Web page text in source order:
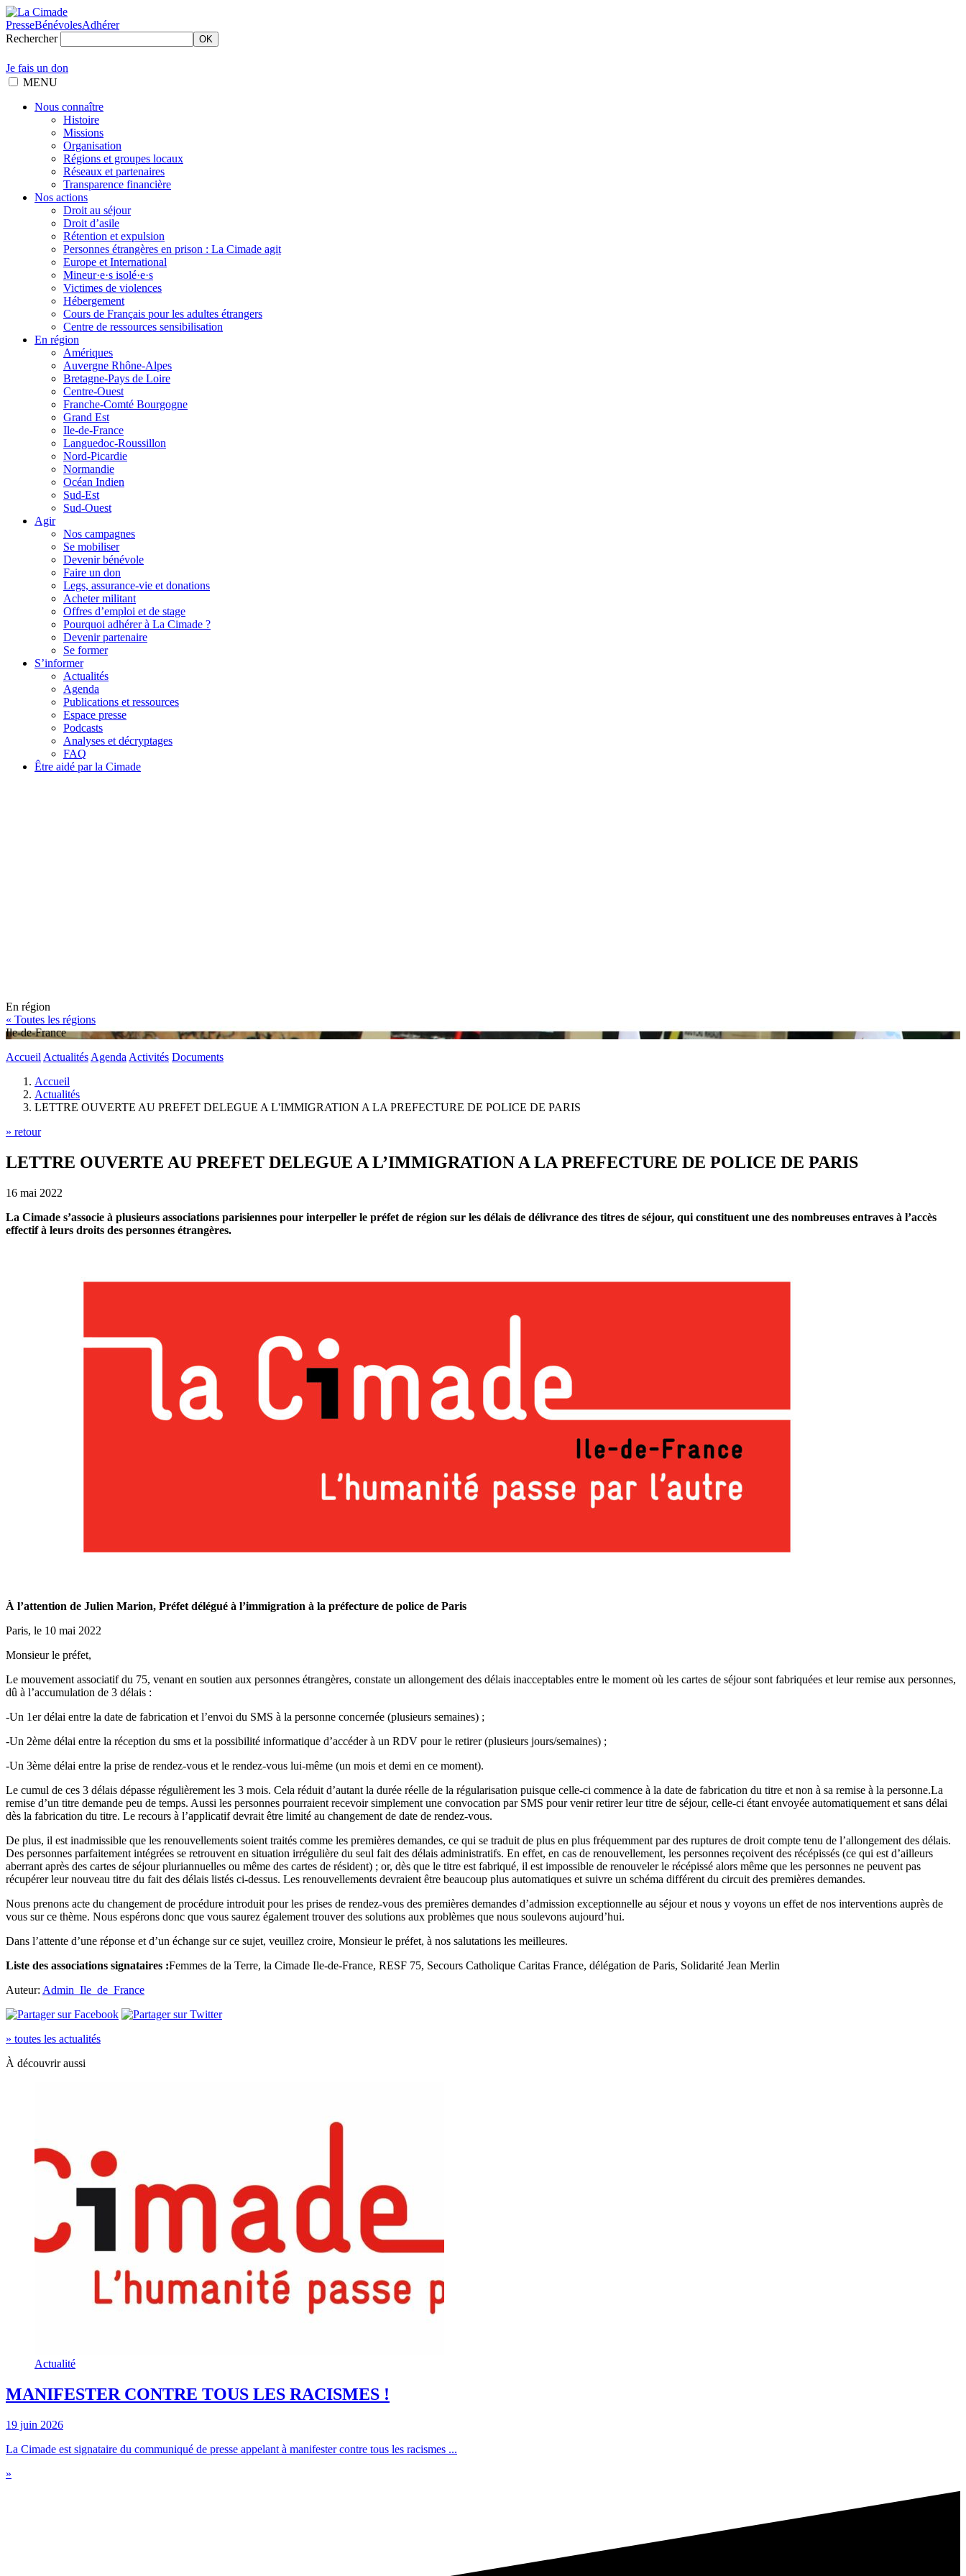
PresseBénévolesAdhérer
Rechercher
OK
Je fais un don
MENU
Nous connaître
Histoire
Missions
Organisation
Régions et groupes locaux
Réseaux et partenaires
Transparence financière
Nos actions
Droit au séjour
Droit d’asile
Rétention et expulsion
Personnes étrangères en prison : La Cimade agit
Europe et International
Mineur·e·s isolé·e·s
Victimes de violences
Hébergement
Cours de Français pour les adultes étrangers
Centre de ressources sensibilisation
En région
Amériques
Auvergne Rhône-Alpes
Bretagne-Pays de Loire
Centre-Ouest
Franche-Comté Bourgogne
Grand Est
Ile-de-France
Languedoc-Roussillon
Nord-Picardie
Normandie
Océan Indien
Sud-Est
Sud-Ouest
Agir
Nos campagnes
Se mobiliser
Devenir bénévole
Faire un don
Legs, assurance-vie et donations
Acheter militant
Offres d’emploi et de stage
Pourquoi adhérer à La Cimade ?
Devenir partenaire
Se former
S’informer
Actualités
Agenda
Publications et ressources
Espace presse
Podcasts
Analyses et décryptages
FAQ
Être aidé par la Cimade
En région
« Toutes les régions
Ile-de-France
Accueil Actualités Agenda Activités Documents
Accueil
Actualités
LETTRE OUVERTE AU PREFET DELEGUE A L'IMMIGRATION A LA PREFECTURE DE POLICE DE PARIS
» retour
LETTRE OUVERTE AU PREFET DELEGUE A L’IMMIGRATION A LA PREFECTURE DE POLICE DE PARIS
16 mai 2022
La Cimade s’associe à plusieurs associations parisiennes pour interpeller le préfet de région sur les délais de délivrance des titres de séjour, qui constituent une des nombreuses entraves à l’accès
effectif à leurs droits des personnes étrangères.
À l’attention de Julien Marion, Préfet délégué à l’immigration à la préfecture de police de Paris
Paris, le 10 mai 2022
Monsieur le préfet,
Le mouvement associatif du 75, venant en soutien aux personnes étrangères, constate un allongement des délais inacceptables entre le moment où les cartes de séjour sont fabriquées et leur remise aux personnes,
dû à l’accumulation de 3 délais :
-Un 1er délai entre la date de fabrication et l’envoi du SMS à la personne concernée (plusieurs semaines) ;
-Un 2ème délai entre la réception du sms et la possibilité informatique d’accéder à un RDV pour le retirer (plusieurs jours/semaines) ;
-Un 3ème délai entre la prise de rendez-vous et le rendez-vous lui-même (un mois et demi en ce moment).
Le cumul de ces 3 délais dépasse régulièrement les 3 mois. Cela réduit d’autant la durée réelle de la régularisation puisque celle-ci commence à la date de fabrication du titre et non à sa remise à la personne.La
remise d’un titre demande peu de temps. Aussi les personnes pourraient recevoir simplement une convocation par SMS pour venir retirer leur titre de séjour, celle-ci étant envoyée automatiquement et sans délai
dès la fabrication du titre. Le recours à l’applicatif devrait être limité au changement de date de rendez-vous.
De plus, il est inadmissible que les renouvellements soient traités comme les premières demandes, ce qui se traduit de plus en plus fréquemment par des ruptures de droit compte tenu de l’allongement des délais.
Des personnes parfaitement intégrées se retrouvent en situation irrégulière du seul fait des délais administratifs. En effet, en cas de renouvellement, les personnes reçoivent des récépissés (ce qui est d’ailleurs
aberrant après des cartes de séjour pluriannuelles ou même des cartes de résident) ; or, dès que le titre est fabriqué, il est impossible de renouveler le récépissé alors même que les personnes ne peuvent pas
récupérer leur nouveau titre du fait des délais listés ci-dessus. Les renouvellements devraient être beaucoup plus automatiques et suivre un schéma différent du circuit des premières demandes.
Nous prenons acte du changement de procédure introduit pour les prises de rendez-vous des premières demandes d’admission exceptionnelle au séjour et nous y voyons un effet de nos interventions auprès de
vous sur ce thème. Nous espérons donc que vous saurez également trouver des solutions aux problèmes que nous soulevons aujourd’hui.
Dans l’attente d’une réponse et d’un échange sur ce sujet, veuillez croire, Monsieur le préfet, à nos salutations les meilleures.
Liste des associations signataires :Femmes de la Terre, la Cimade Ile-de-France, RESF 75, Secours Catholique Caritas France, délégation de Paris, Solidarité Jean Merlin
Auteur: Admin_Ile_de_France
» toutes les actualités
À découvrir aussi
Actualité
MANIFESTER CONTRE TOUS LES RACISMES !
19 juin 2026
La Cimade est signataire du communiqué de presse appelant à manifester contre tous les racismes ...
»